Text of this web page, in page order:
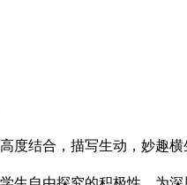
度结合，描写生动，妙趣